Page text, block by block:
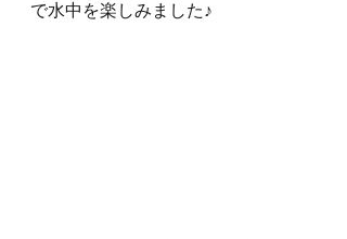
で水中を楽しみました♪